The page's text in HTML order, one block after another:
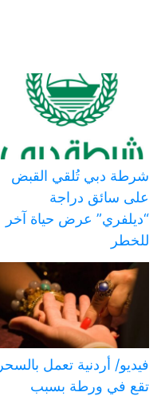
شرطة دبي تُلقي القبض
على سائق دراجة
“ديلفري” عرض حياة آخر
للخطر
فيديو/ أردنية تعمل بالسحر
تقع في ورطة بسبب